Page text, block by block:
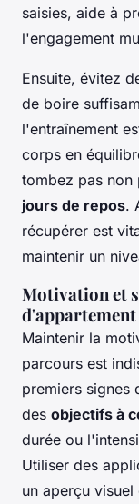
saisies, aide à
l'engagement
Ensuite, évitez
de boire
l'entraînement
corps en
tombez pas non
jours de repos.
récupérer est
maintenir un
Motivation et
d'appartement
Maintenir la
parcours est
premiers signes
des objectifs à
durée ou
Utiliser des
un aperçu